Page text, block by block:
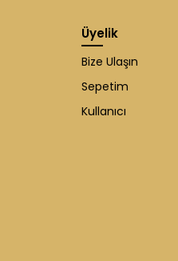
Üyelik
Bize Ulaşın
Sepetim
Kullanıcı